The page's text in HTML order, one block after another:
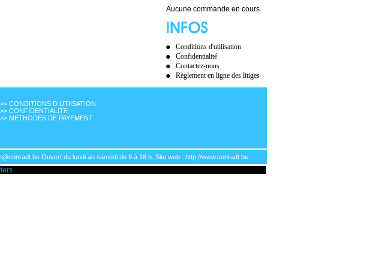
Aucune commande en cours
Conditions d'utilisation
Confidentialité
Contactez-nous
Règlement en ligne des litiges
>> CONDITIONS D UTIISATION
>> CONFIDENTIALITE
>> METHODES DE PAYEMENT
Ouvert du lundi au samedi de 9 à 18 h. Site web : http://www.conradt.be